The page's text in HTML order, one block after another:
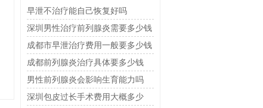
早泄不治疗能自己恢复好吗
深圳男性治疗前列腺炎需要多少钱
成都市早泄治疗费用一般要多少钱
成都前列腺炎治疗具体要多少钱
男性前列腺炎会影响生育能力吗
深圳包皮过长手术费用大概多少